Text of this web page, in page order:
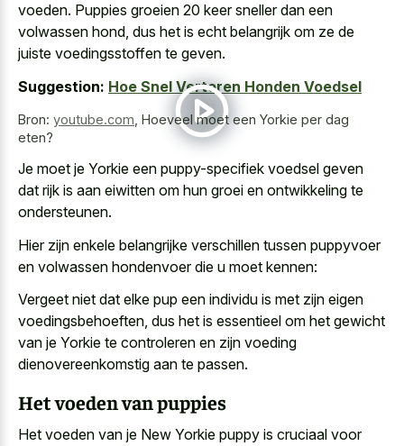
voeden. Puppies groeien 20 keer sneller dan een
volwassen hond, dus het is echt belangrijk om ze de
juiste voedingsstoffen te geven.
Suggestion: Hoe Snel Verteren Honden Voedsel
Bron: youtube.com Hoeveel moet een Yorkie per dag
eten?
Je moet je Yorkie een puppy-specifiek voedsel geven
dat rijk is aan eiwitten om hun groei en ontwikkeling te
ondersteunen.
Hier zijn enkele belangrijke verschillen tussen puppyvoer
en volwassen hondenvoer die u moet kennen:
Vergeet niet dat elke pup een individu is met zijn eigen
voedingsbehoeften, dus het is essentieel om het gewicht
van je Yorkie te controleren en zijn voeding
dienovereenkomstig aan te passen.
Het voeden van puppies
Het voeden van je New Yorkie puppy is cruciaal voor